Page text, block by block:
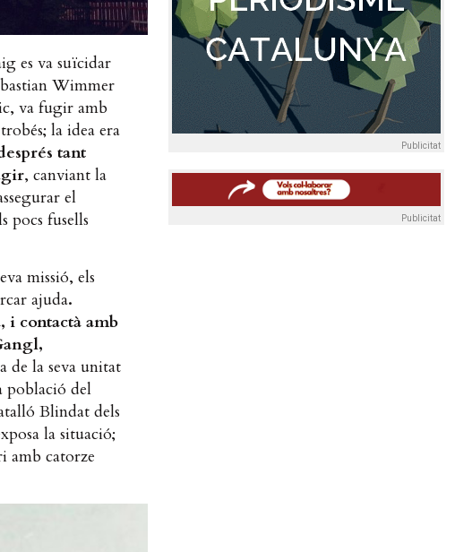
es va suïcidar
Wimmer
va fugir amb
la idea era
tant
, canviant la
el
pocs fusells
missió, els
ajuda.
i contactà amb
de la seva unitat
població del
Blindat dels
la situació;
amb catorze
Publicitat
Publicitat